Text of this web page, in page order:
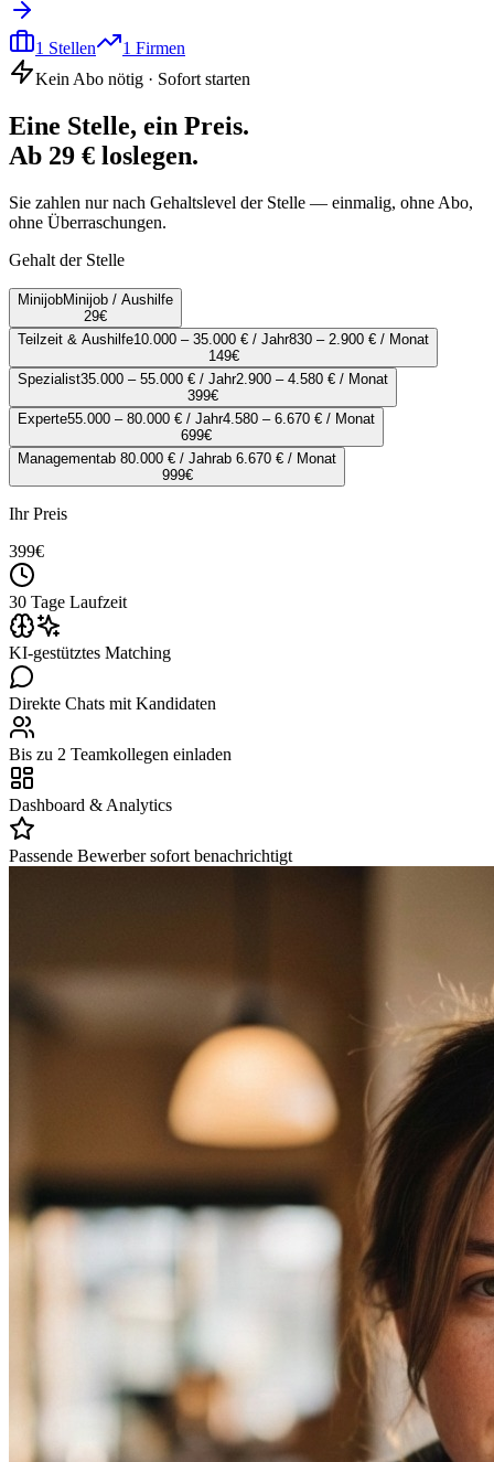
1 Stellen 1 Firmen
Kein Abo nötig · Sofort starten
Eine Stelle, ein Preis.
Ab 29 € loslegen.
Sie zahlen nur nach Gehaltslevel der Stelle — einmalig, ohne Abo,
ohne Überraschungen.
Gehalt der Stelle
MinijobMinijob / Aushilfe
29€
Teilzeit & Aushilfe10.000 – 35.000 € / Jahr830 – 2.900 € / Monat
149€
Spezialist35.000 – 55.000 € / Jahr2.900 – 4.580 € / Monat
399€
Experte55.000 – 80.000 € / Jahr4.580 – 6.670 € / Monat
699€
Managementab 80.000 € / Jahrab 6.670 € / Monat
999€
Ihr Preis
399€
30 Tage Laufzeit
KI-gestütztes Matching
Direkte Chats mit Kandidaten
Bis zu 2 Teamkollegen einladen
Dashboard & Analytics
Passende Bewerber sofort benachrichtigt